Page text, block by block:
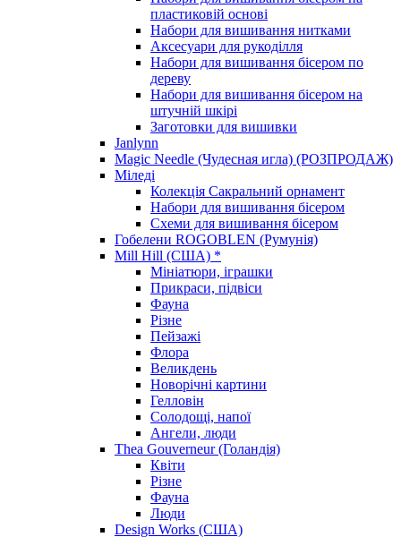
пластиковій основі
Набори для вишивання нитками
Аксесуари для рукоділля
Набори для вишивання бісером по
дереву
Набори для вишивання бісером на
штучній шкірі
Заготовки для вишивки
Janlynn
Magic Needle (Чудесная игла) (РОЗПРОДАЖ)
Міледі
Колекція Сакральний орнамент
Набори для вишивання бісером
Схеми для вишивання бісером
Гобелени ROGOBLEN (Румунія)
Mill Hill (США) *
Мініатюри, іграшки
Прикраси, підвіси
Фауна
Різне
Пейзажі
Флора
Великдень
Новорічні картини
Гелловін
Солодощі, напої
Ангели, люди
Thea Gouverneur (Голандія)
Квіти
Різне
Фауна
Люди
Design Works (США)